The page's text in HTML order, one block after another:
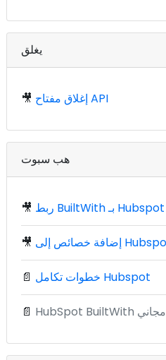
يغلق
🎥 إغلاق مفتاح API
هب سبوت
🎥 ربط BuiltWith بـ Hubspot
🎥
📄 خطوات تكامل Hubspot
📄 HubSpot BuiltWith مجاني